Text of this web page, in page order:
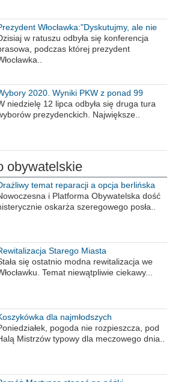
Włocławka:"Dyskutujmy, ale nie
się”
w ratuszu odbyła się konferencja
podczas której prezydent
2020. Wyniki PKW z ponad 99
obwodów
niedzielę 12 lipca odbyła się druga tura
prezydenckich. Największe..
obywatelskie
temat reparacji a opcja berlińska
i Platforma Obywatelska dość
oskarża szeregowego posła..
Starego Miasta
się ostatnio modna rewitalizacja we
Temat niewątpliwie ciekawy...
dla najmłodszych
pogoda nie rozpieszcza, pod
Mistrzów typowy dla meczowego dnia..